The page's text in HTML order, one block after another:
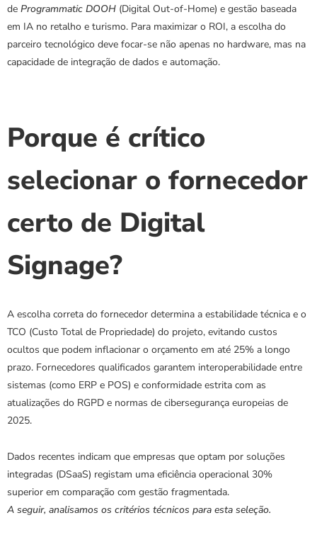
de Programmatic DOOH (Digital Out-of-Home) e gestão baseada
em IA no retalho e turismo. Para maximizar o ROI, a escolha do
parceiro tecnológico deve focar-se não apenas no hardware, mas na
capacidade de integração de dados e automação.
Porque é crítico
selecionar o fornecedor
certo de Digital
Signage?
A escolha correta do fornecedor determina a estabilidade técnica e o
TCO (Custo Total de Propriedade) do projeto, evitando custos
ocultos que podem inflacionar o orçamento em até 25% a longo
prazo. Fornecedores qualificados garantem interoperabilidade entre
sistemas (como ERP e POS) e conformidade estrita com as
atualizações do RGPD e normas de cibersegurança europeias de
2025.
Dados recentes indicam que empresas que optam por soluções
integradas (DSaaS) registam uma eficiência operacional 30%
superior em comparação com gestão fragmentada.
A seguir, analisamos os critérios técnicos para esta seleção.